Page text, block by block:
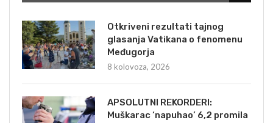
Otkriveni rezultati tajnog
glasanja Vatikana o fenomenu
Međugorja
8 kolovoza, 2026
APSOLUTNI REKORDERI:
Muškarac ‘napuhao’ 6,2 promila